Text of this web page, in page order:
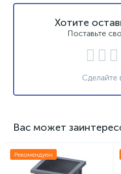
Хотите
Поставьте
Сделайте
Вас может
Рекомендуем